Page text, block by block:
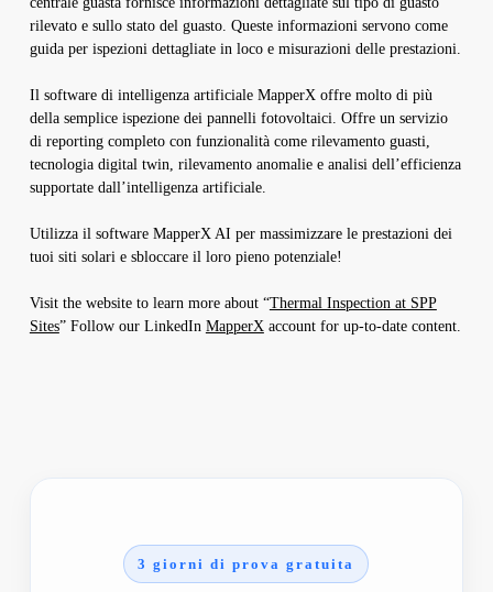
rilevato e sullo stato del guasto. Queste informazioni servono come
guida per ispezioni dettagliate in loco e misurazioni delle prestazioni.
Il software di intelligenza artificiale MapperX offre molto di più
della semplice ispezione dei pannelli fotovoltaici. Offre un servizio
di reporting completo con funzionalità come rilevamento guasti,
tecnologia digital twin, rilevamento anomalie e analisi dell’efficienza
supportate dall’intelligenza artificiale.
Utilizza il software MapperX AI per massimizzare le prestazioni dei
tuoi siti solari e sbloccare il loro pieno potenziale!
Visit the website to learn more about “Thermal Inspection at SPP
Sites” Follow our LinkedIn MapperXaccount for up-to-date content.
3 giorni di prova gratuita